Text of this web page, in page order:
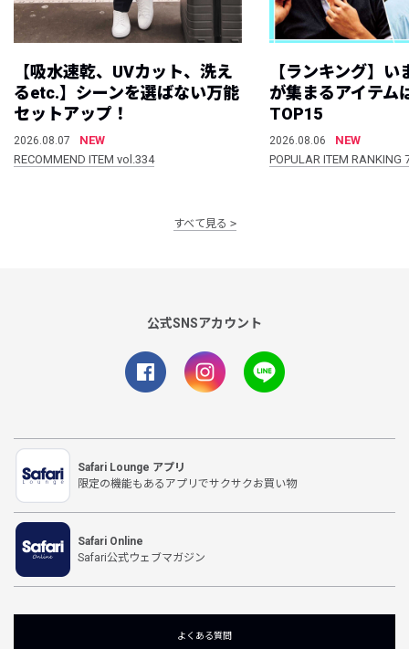
【吸水速乾、UVカット、洗え
るetc.】シーンを選ばない万能
セットアップ！
2026.08.07
NEW
RECOMMEND ITEM vol.334
【ランキング】
が集まるアイテム
TOP15
2026.08.06
NEW
POPULAR ITEM
すべて見る
公式SNSアカウント
Safari Lounge アプリ
限定の機能もあるアプリでサクサクお買い物
Safari Online
Safari公式ウェブマガジン
よくある質問